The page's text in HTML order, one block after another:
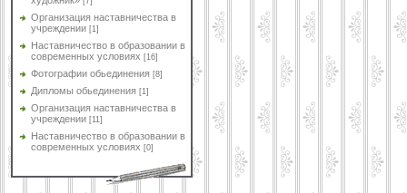
Организация наставничества в
учреждении [1]
Наставничество в образовании в
современных условиях [16]
Фотографии обьединения [8]
Дипломы обьединения [1]
Организация наставничества в
учреждении [11]
Наставничество в образовании в
современных условиях [0]